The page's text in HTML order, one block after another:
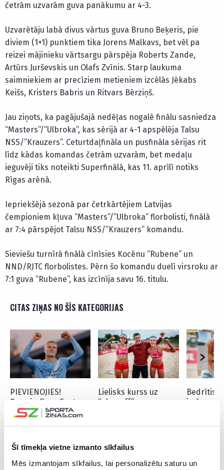
Šī tīmekļa vietne izmanto sīkfailus
Mēs izmantojam sīkfailus, lai personalizētu saturu un
četrām uzvarām guva panākumu ar 4-3.
Uzvarētāju labā divus vārtus guva Bruno Beķeris, pie
diviem (1+1) punktiem tika Jorens Malkavs, bet vēl pa
reizei mājinieku vārtsargu pārspēja Roberts Zande,
Artūrs Jurševskis un Olafs Zvīnis. Starp laukuma
saimniekiem ar precīziem metieniem izcēlās Jēkabs
Keišs, Kristers Babris un Ritvars Bērziņš.
Jau ziņots, ka pagājušajā nedēļas nogalē finālu sasniedza
“Masters”/”Ulbroka”, kas sērijā ar 4-1 apspēlēja Talsu
NSS/”Krauzers”. Ceturtdaļfināla un pusfināla sērijas rit
līdz kādas komandas četrām uzvarām, bet medaļu
ieguvēji tiks noteikti Superfinālā, kas 11. aprīlī notiks
Rīgas arēnā.
Iepriekšējā sezonā par četrkārtējiem Latvijas
čempioniem kļuva “Masters”/”Ulbroka” florbolisti, finālā
ar 7:4 pārspējot Talsu NSS/”Krauzers” komandu.
Sieviešu turnīrā finālā cīnīsies Kocēnu “Rubene” un
NND/RJTC florbolistes. Pērn šo komandu duelī virsroku ar
7:1 guva “Rubene”, kas izcīnīja savu 16. titulu.
CITAS ZIŅAS NO ŠĪS KATEGORIJAS
PIEVIENOJIES!
Premjerlīgas Fantasy
ir klāt – LFL ceļvedis
Lielisks kurss uz
“play-off” –
Hamburgā
Bedrītis/
izcīna